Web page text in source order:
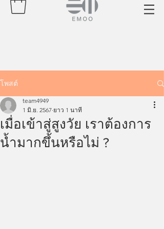
โพสต์
เมื่อเข้าสู่สูงวัย เราต้องการ
น้ำมากขึ้นหรือไม่ ?
team4949
1 มิ.ย. 2567 ยาว 1 นาที